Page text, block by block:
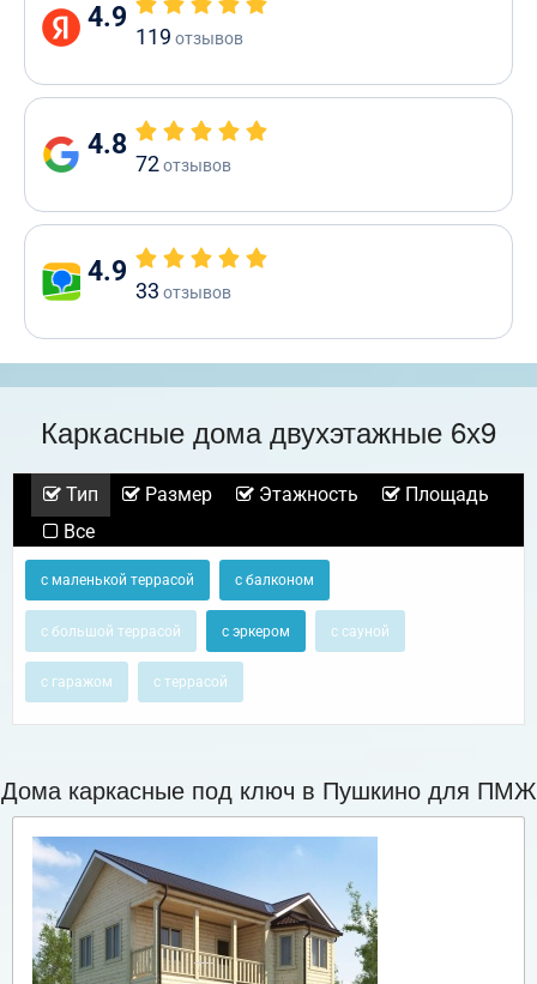
4.9
119 отзывов
4.8
72отзывов
4.9
33 отзывов
Каркасные дома двухэтажные 6х9
Тип Размер Этажность
Площадь
Все
с маленькой террасой с балконом
с большой террасой с эркером с сауной
с гаражом с террасой
Дома каркасные под ключ в Пушкино для ПМЖ